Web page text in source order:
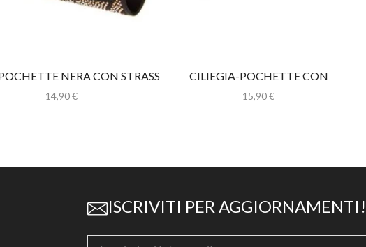
NERA CON STRASS
14,90€
CILIEGIA-POCHETTE CON
TRACOLLA
15,90€
ISCRIVITI PER AGGIORNAMENTI!